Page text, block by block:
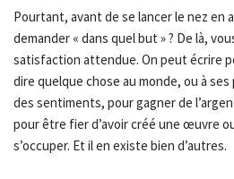
Pourtant, avant de se lancer le nez en
demander « dans quel but » ? De là,
satisfaction attendue. On peut écrire
dire quelque chose au monde, ou à
des sentiments, pour gagner de
pour être fier d’avoir créé une œuvre
s’occuper. Et il en existe bien d’autres.